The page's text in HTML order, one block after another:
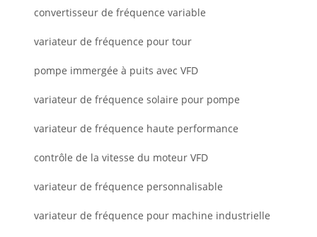
convertisseur de fréquence variable
variateur de fréquence pour tour
pompe immergée à puits avec VFD
variateur de fréquence solaire pour pompe
variateur de fréquence haute performance
contrôle de la vitesse du moteur VFD
variateur de fréquence personnalisable
variateur de fréquence pour machine industrielle